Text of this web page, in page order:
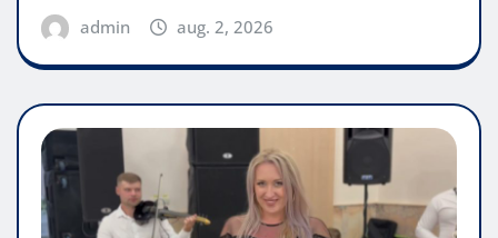
admin aug. 2, 2026